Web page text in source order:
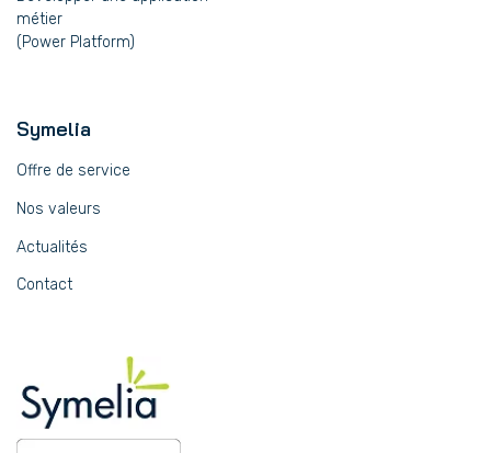
métier
(Power Platform)
Symelia
Offre de service
Nos valeurs
Actualités
Contact